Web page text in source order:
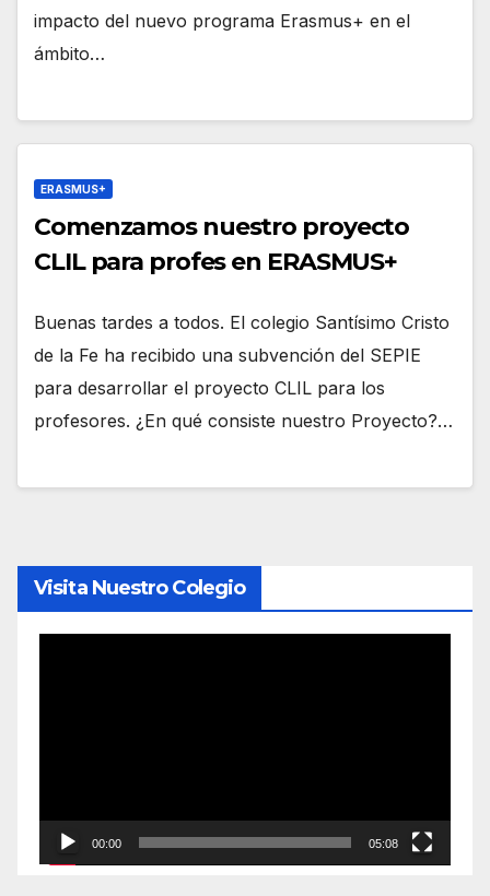
impacto del nuevo programa Erasmus+ en el
ámbito…
ERASMUS+
Comenzamos nuestro proyecto
CLIL para profes en ERASMUS+
Buenas tardes a todos. El colegio Santísimo Cristo
de la Fe ha recibido una subvención del SEPIE
para desarrollar el proyecto CLIL para los
profesores. ¿En qué consiste nuestro Proyecto?…
Visita Nuestro Colegio
00:00 05:08